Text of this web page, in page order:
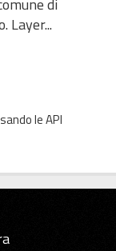
di
Layer...
leAPI